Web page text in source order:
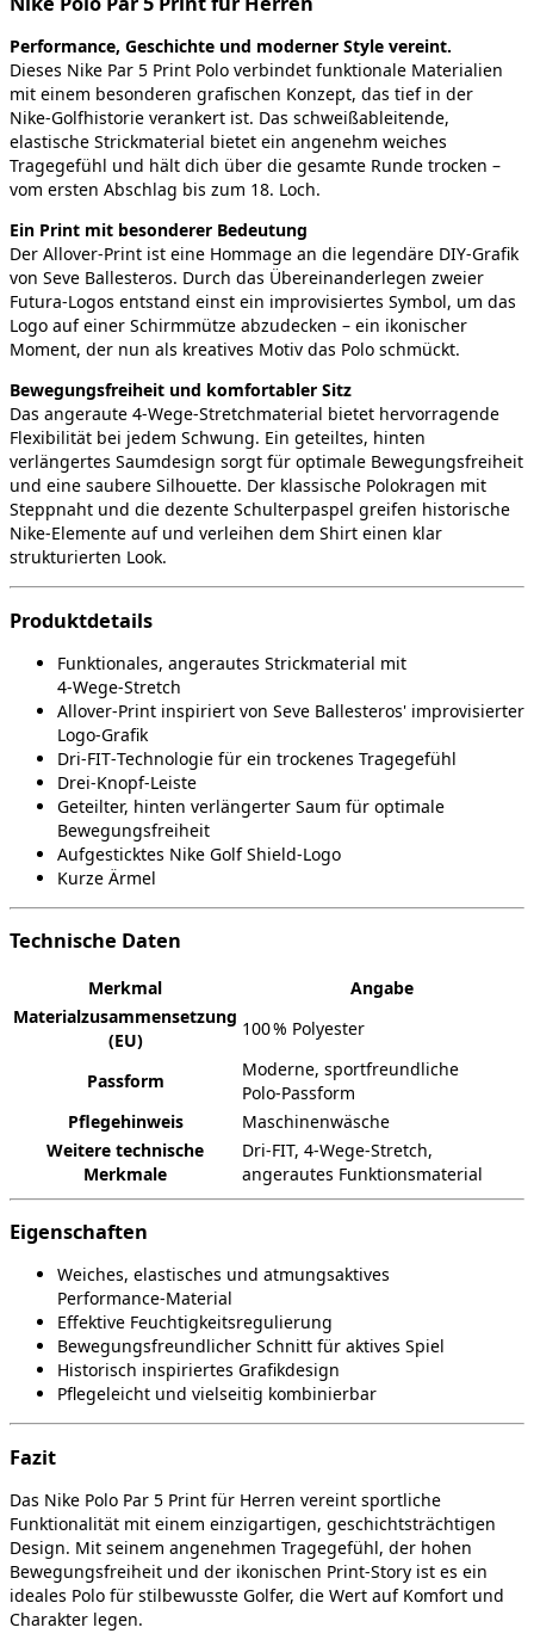
Performance, Geschichte und moderner Style vereint.
Dieses Nike Par 5 Print Polo verbindet funktionale Materialien
mit einem besonderen grafischen Konzept, das tief in der
Nike‑Golfhistorie verankert ist. Das schweißableitende,
elastische Strickmaterial bietet ein angenehm weiches
Tragegefühl und hält dich über die gesamte Runde trocken –
vom ersten Abschlag bis zum 18. Loch.
Ein Print mit besonderer Bedeutung
Der Allover‑Print ist eine Hommage an die legendäre DIY‑Grafik
von Seve Ballesteros. Durch das Übereinanderlegen zweier
Futura‑Logos entstand einst ein improvisiertes Symbol, um das
Logo auf einer Schirmmütze abzudecken – ein ikonischer
Moment, der nun als kreatives Motiv das Polo schmückt.
Bewegungsfreiheit und komfortabler Sitz
Das angeraute 4‑Wege‑Stretchmaterial bietet hervorragende
Flexibilität bei jedem Schwung. Ein geteiltes, hinten
verlängertes Saumdesign sorgt für optimale Bewegungsfreiheit
und eine saubere Silhouette. Der klassische Polokragen mit
Steppnaht und die dezente Schulterpaspel greifen historische
Nike‑Elemente auf und verleihen dem Shirt einen klar
strukturierten Look.
Produktdetails
Funktionales, angerautes Strickmaterial mit
4‑Wege‑Stretch
Allover‑Print inspiriert von Seve Ballesteros' improvisierter
Logo‑Grafik
Dri‑FIT‑Technologie für ein trockenes Tragegefühl
Drei‑Knopf‑Leiste
Geteilter, hinten verlängerter Saum für optimale
Bewegungsfreiheit
Aufgesticktes Nike Golf Shield‑Logo
Kurze Ärmel
Technische Daten
Merkmal
Angabe
Materialzusammensetzung
(EU)
100 % Polyester
Passform
Moderne, sportfreundliche
Polo‑Passform
Pflegehinweis
Maschinenwäsche
Weitere technische
Merkmale
Dri‑FIT, 4‑Wege‑Stretch,
angerautes Funktionsmaterial
Eigenschaften
Weiches, elastisches und atmungsaktives
Performance‑Material
Effektive Feuchtigkeitsregulierung
Bewegungsfreundlicher Schnitt für aktives Spiel
Historisch inspiriertes Grafikdesign
Pflegeleicht und vielseitig kombinierbar
Fazit
Das Nike Polo Par 5 Print für Herren vereint sportliche
Funktionalität mit einem einzigartigen, geschichtsträchtigen
Design. Mit seinem angenehmen Tragegefühl, der hohen
Bewegungsfreiheit und der ikonischen Print‑Story ist es ein
ideales Polo für stilbewusste Golfer, die Wert auf Komfort und
Charakter legen.